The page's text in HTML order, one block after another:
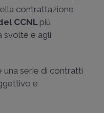
contrattazione
CCNL più
svolte e agli
serie di contratti
e